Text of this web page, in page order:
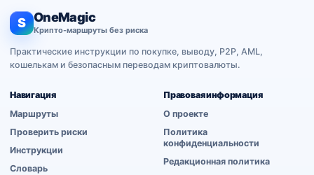
S OneMagic
Крипто-маршруты без риска
Практические инструкции по покупке, выводу, P2P, AML,
кошелькам и безопасным переводам криптовалюты.
Навигация
Маршруты
Проверить риски
Инструкции
Словарь
Правовая информация
О проекте
Политика
конфиденциальности
Редакционная политика